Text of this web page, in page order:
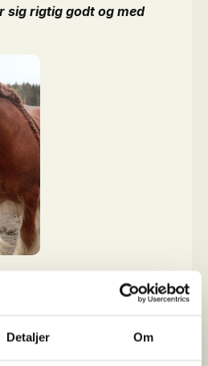
Detaljer Om
sig rigtig godt og med